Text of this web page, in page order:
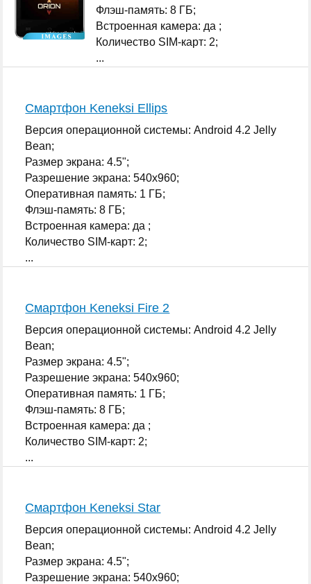
Флэш-память: 8 ГБ;
Встроенная камера: да ;
Количество SIM-карт: 2;
...
Смартфон Keneksi Ellips
Версия операционной системы: Android 4.2 Jelly
Bean;
Размер экрана: 4.5";
Разрешение экрана: 540x960;
Оперативная память: 1 ГБ;
Флэш-память: 8 ГБ;
Встроенная камера: да ;
Количество SIM-карт: 2;
...
Смартфон Keneksi Fire 2
Версия операционной системы: Android 4.2 Jelly
Bean;
Размер экрана: 4.5";
Разрешение экрана: 540x960;
Оперативная память: 1 ГБ;
Флэш-память: 8 ГБ;
Встроенная камера: да ;
Количество SIM-карт: 2;
...
Смартфон Keneksi Star
Версия операционной системы: Android 4.2 Jelly
Bean;
Размер экрана: 4.5";
Разрешение экрана: 540x960;